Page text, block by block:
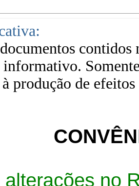
contidos
informativo.
à produção de
alterações no